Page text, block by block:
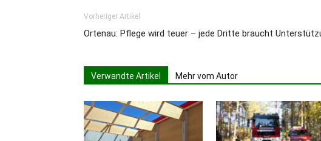
Vorheriger Artikel
Ortenau: Pflege wird teuer – jede Dritte braucht
Verwandte Artikel Mehr vom Autor